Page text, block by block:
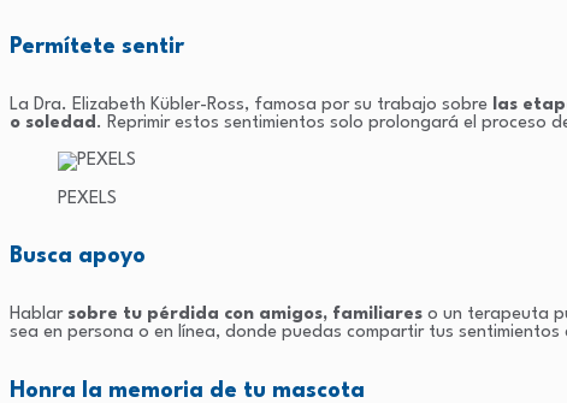
Permítete sentir
La Dra. Elizabeth Kübler-Ross, famosa por su trabajo sobre las
o soledad . Reprimir estos sentimientos solo prolongará el proceso
PEXELS
Busca apoyo
Hablar sobre tu pérdida con amigos, familiares o un terapeuta
sea en persona o en línea, donde puedas compartir tus
Honra la memoria de tu mascota